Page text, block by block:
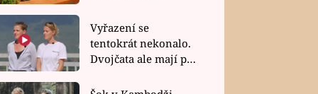
rychlé recepty
Vyřazení se
tentokrát nekonalo.
Dvojčata ale mají po
závodu nůž na krku